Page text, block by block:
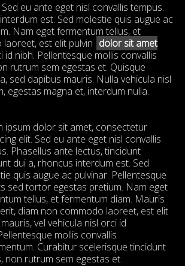
eu ante eget nisl convallis tempus.
est. Sed molestie quis augue ac
Nam eget fermentum tellus, et
est elit pulvin dolor sit amet
id nibh. Pellentesque mollis convallis
rutrum sem egestas et. Quisque
sed dapibus mauris. Nulla vehicula nisl
egestas magna et, interdum nulla.
ipsum dolor sit amet, consectetur
elit. Sed eu ante eget nisl convallis
Phasellus ante lectus, tincidunt
dui a, rhoncus interdum est. Sed
quis augue ac pulvinar. Pellentesque
sed tortor egestas pretium. Nam eget
tellus, et fermentum diam. Mauris
diam non commodo laoreet, est elit
vel vehicula nisl orci id
mollis convallis
Curabitur scelerisque tincidunt
non rutrum sem egestas et.